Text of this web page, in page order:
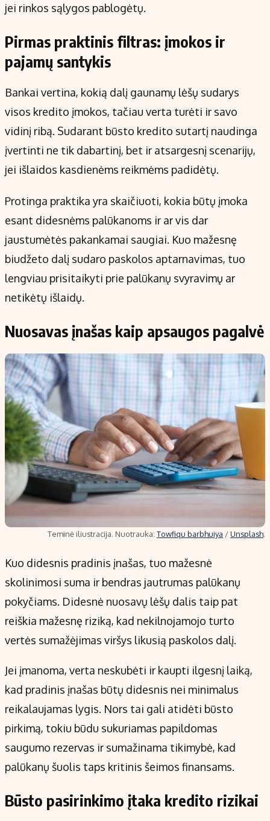
jei rinkos sąlygos pablogėtų.
Pirmas praktinis filtras: įmokos ir
pajamų santykis
Bankai vertina, kokią dalį gaunamų lėšų sudarys
visos kredito įmokos, tačiau verta turėti ir savo
vidinį ribą. Sudarant būsto kredito sutartį naudinga
įvertinti ne tik dabartinį, bet ir atsargesnį scenarijų,
jei išlaidos kasdienėms reikmėms padidėtų.
Protinga praktika yra skaičiuoti, kokia būtų įmoka
esant didesnėms palūkanoms ir ar vis dar
jaustumėtės pakankamai saugiai. Kuo mažesnę
biudžeto dalį sudaro paskolos aptarnavimas, tuo
lengviau prisitaikyti prie palūkanų svyravimų ar
netikėtų išlaidų.
Nuosavas įnašas kaip apsaugos pagalvė
Teminė iliustracija. Nuotrauka: Towfiqu barbhuiya /Unsplash.
Kuo didesnis pradinis įnašas, tuo mažesnė
skolinimosi suma ir bendras jautrumas palūkanų
pokyčiams. Didesnė nuosavų lėšų dalis taip pat
reiškia mažesnę riziką, kad nekilnojamojo turto
vertės sumažėjimas viršys likusią paskolos dalį.
Jei įmanoma, verta neskubėti ir kaupti ilgesnį laiką,
kad pradinis įnašas būtų didesnis nei minimalus
reikalaujamas lygis. Nors tai gali atidėti būsto
pirkimą, tokiu būdu sukuriamas papildomas
saugumo rezervas ir sumažinama tikimybė, kad
palūkanų šuolis taps kritinis šeimos finansams.
Būsto pasirinkimo įtaka kredito rizikai